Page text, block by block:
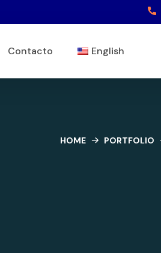
Contacto English
HOME PORTFOLIO